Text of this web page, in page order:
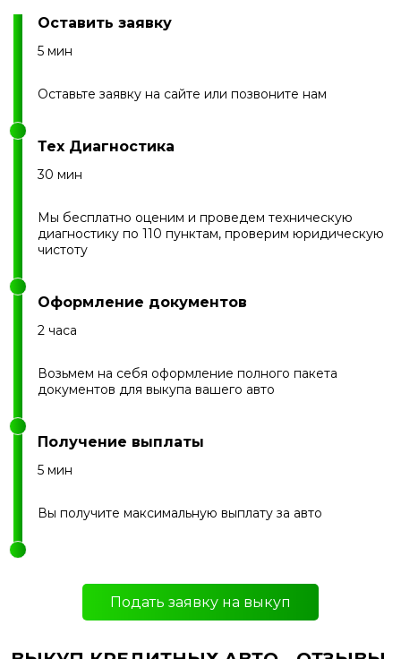
Оставить заявку
5 мин
Оставьте заявку на сайте или позвоните нам
Тех Диагностика
30 мин
Мы бесплатно оценим и проведем техническую
диагностику по 110 пунктам, проверим юридическую
чистоту
Оформление документов
2 часа
Возьмем на себя оформление полного пакета
документов для выкупа вашего авто
Получение выплаты
5 мин
Вы получите максимальную выплату за авто
Подать заявку на выкуп